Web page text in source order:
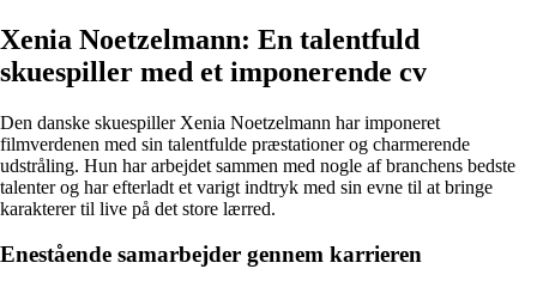
Xenia Noetzelmann: En talentfuld
skuespiller med et imponerende cv
Den danske skuespiller Xenia Noetzelmann har imponeret
filmverdenen med sin talentfulde præstationer og charmerende
udstråling. Hun har arbejdet sammen med nogle af branchens bedste
talenter og har efterladt et varigt indtryk med sin evne til at bringe
karakterer til live på det store lærred.
Enestående samarbejder gennem karrieren